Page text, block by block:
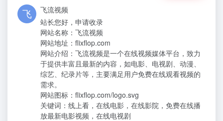
飞流视频
站长您好，申请收录
网站名称：飞流视频
网站地址：flixflop.com
网站介绍：飞流视频是一个在线视频媒体平台，致力
于提供丰富且最新的内容，如电影、电视剧、动漫、
综艺、纪录片等，主要满足用户免费在线观看视频的
需求。
网站图标：flixflop.com/logo.svg
关键词：线上看，在线电影，在线影院，免费在线播
放最新电影视频，在线电视剧